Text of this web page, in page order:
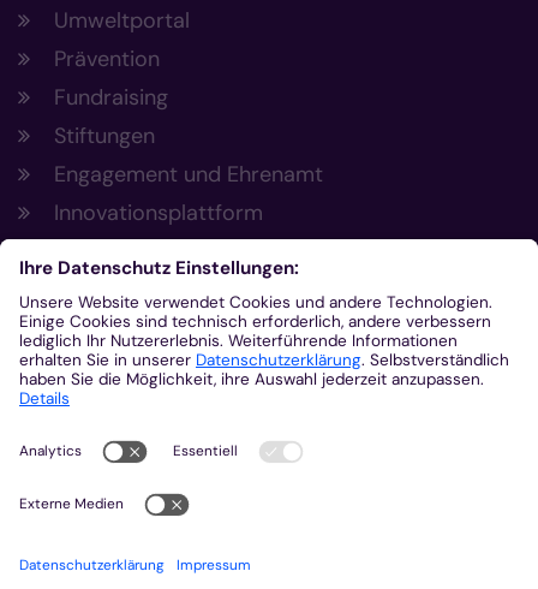
Umweltportal
Prävention
Fundraising
Stiftungen
Engagement und Ehrenamt
Innovationsplattform
Aus der Plattform
Nachrichten
Veranstaltungen
Gottesdienste
Stellenangebote
Kirchenzeitung
Amtsblatt (Kirchlicher Anzeiger)
Rechtsdatenbank